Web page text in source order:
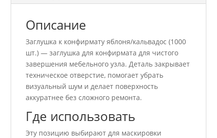
Описание
Заглушка к конфирмату яблоня/кальвадос (1000
шт.) — заглушка для конфирмата для чистого
завершения мебельного узла. Деталь закрывает
техническое отверстие, помогает убрать
визуальный шум и делает поверхность
аккуратнее без сложного ремонта.
Где использовать
Эту позицию выбирают для маскировки